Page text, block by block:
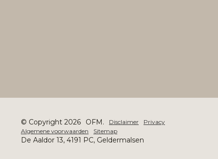
© Copyright 2026 OFM. Disclaimer
Privacy
Algemene voorwaarden
Sitemap
De Aaldor 13, 4191 PC, Geldermalsen